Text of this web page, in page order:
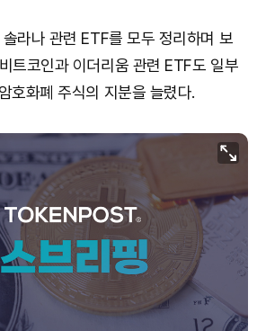
라나 관련 ETF를 모두 정리하며 보
트코인과 이더리움 관련 ETF도 일부
호화폐 주식의 지분을 늘렸다.